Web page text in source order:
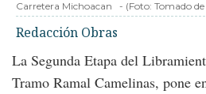
Carretera Michoacan - (Foto: Tomado
Redacción Obras
La Segunda Etapa del
Tramo Ramal Camelinas, pone